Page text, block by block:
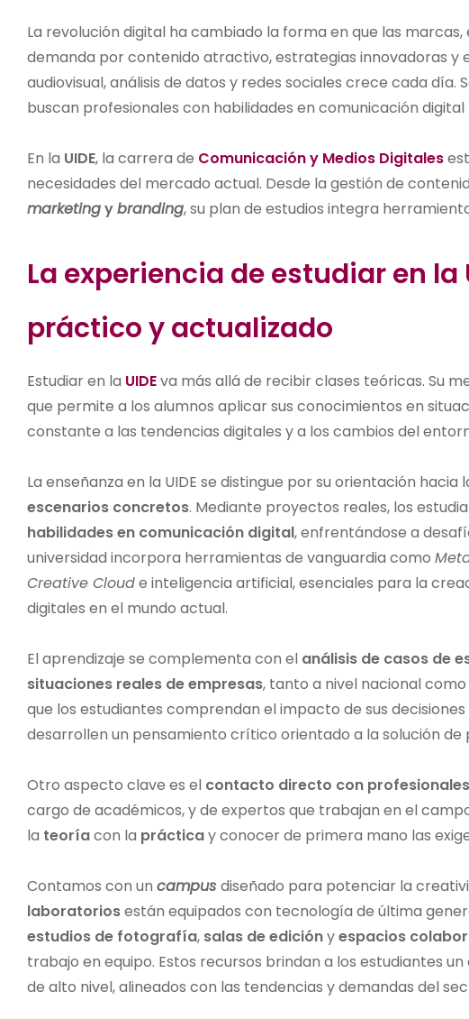
La revolución digital ha cambiado la forma en que las
demanda por contenido atractivo, estrategias innovadoras y
audiovisual, análisis de datos y redes sociales crece cada día.
buscan profesionales con habilidades en comunicación
En la UIDE, la carrera de Comunicación y Medios Digitales
necesidades del mercado actual. Desde la gestión de
marketingybranding, su plan de estudios integra
La experiencia de estudiar en la
práctico y actualizado
Estudiar en la UIDEva más allá de recibir clases teóricas. Su
que permite a los alumnos aplicar sus conocimientos en
constante a las tendencias digitales y a los cambios del
La enseñanza en la UIDE se distingue por su orientación
escenarios concretos. Mediante proyectos reales, los
habilidades en comunicación digital, enfrentándose a
universidad incorpora herramientas de vanguardia como
Creative Cloude inteligencia artificial, esenciales para la
digitales en el mundo actual.
El aprendizaje se complementa con el análisis de casos de
situaciones reales de empresas, tanto a nivel nacional
que los estudiantes comprendan el impacto de sus
desarrollen un pensamiento crítico orientado a la solución de
Otro aspecto clave es el contacto directo con profesionales
cargo de académicos, y de expertos que trabajan en el
la teoríacon la prácticay conocer de primera mano las
Contamos con un campus diseñado para potenciar la
laboratoriosestán equipados con tecnología de última
estudios de fotografía, salas de ediciónyespacios
trabajo en equipo. Estos recursos brindan a los estudiantes
de alto nivel, alineados con las tendencias y demandas del